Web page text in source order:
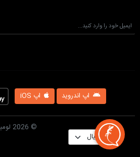
اپ اندروید اپ iOS
© 2026 لومیناک. همه حقوق محفوظ است.